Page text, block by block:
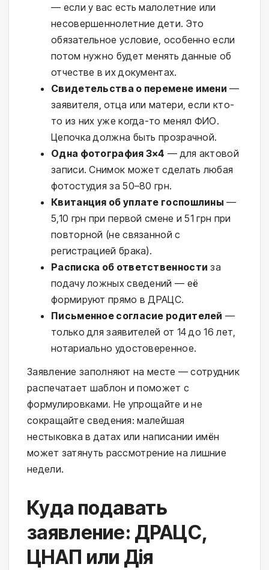
— если у вас есть малолетние или
несовершеннолетние дети. Это
обязательное условие, особенно если
потом нужно будет менять данные об
отчестве в их документах.
Свидетельства о перемене имени —
заявителя, отца или матери, если кто-
то из них уже когда-то менял ФИО.
Цепочка должна быть прозрачной.
Одна фотография 3×4 — для актовой
записи. Снимок может сделать любая
фотостудия за 50–80 грн.
Квитанция об уплате госпошлины —
5,10 грн при первой смене и 51 грн при
повторной (не связанной с
регистрацией брака).
Расписка об ответственности за
подачу ложных сведений — её
формируют прямо в ДРАЦС.
Письменное согласие родителей —
только для заявителей от 14 до 16 лет,
нотариально удостоверенное.
Заявление заполняют на месте — сотрудник
распечатает шаблон и поможет с
формулировками. Не упрощайте и не
сокращайте сведения: малейшая
нестыковка в датах или написании имён
может затянуть рассмотрение на лишние
недели.
Куда подавать
заявление: ДРАЦС,
ЦНАП или Дія